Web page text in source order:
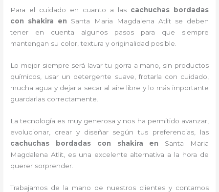
Para el cuidado en cuanto a las cachuchas bordadas
con shakira en Santa Maria Magdalena Atlit
se deben
tener en cuenta algunos pasos para que siempre
mantengan su color, textura y originalidad posible.
Lo mejor siempre será lavar tu gorra a mano, sin productos
químicos, usar un detergente suave, frotarla con cuidado,
mucha agua y dejarla secar al aire libre y lo más importante
guardarlas correctamente.
La tecnología es muy generosa y nos ha permitido avanzar,
evolucionar, crear y diseñar según tus preferencias, las
cachuchas bordadas con shakira en Santa Maria
Magdalena Atlit, es una excelente alternativa a la hora de
querer sorprender.
Trabajamos de la mano de nuestros clientes y contamos